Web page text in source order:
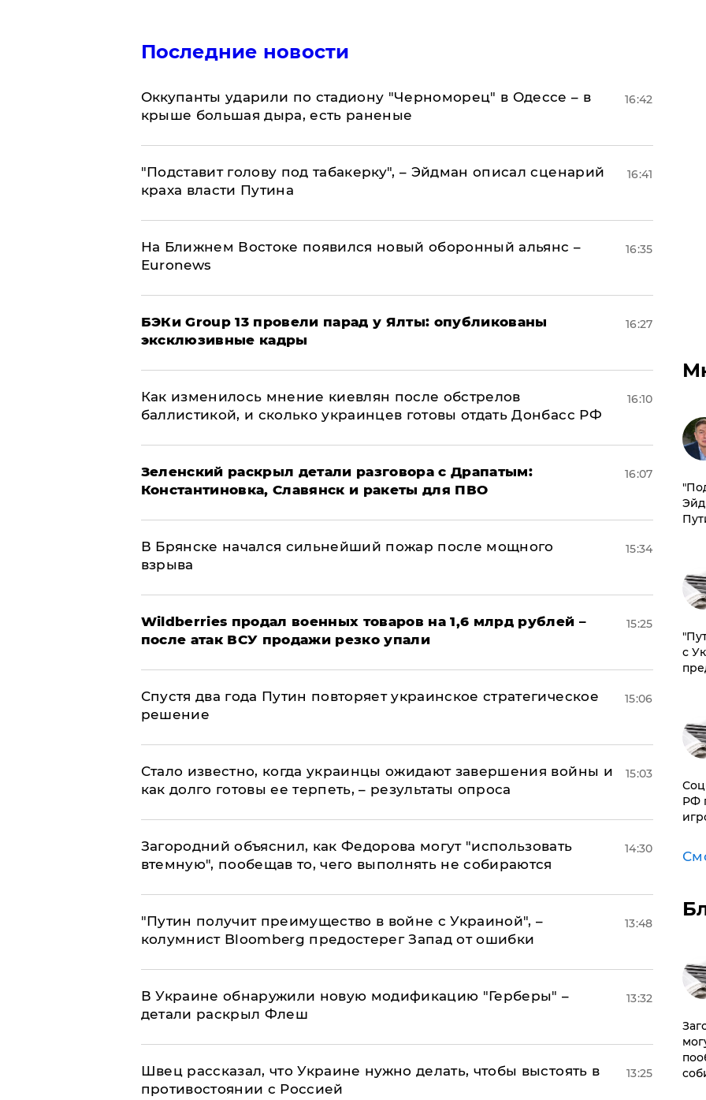
Последние новости
Оккупанты ударили по стадиону "Черноморец" в Одессе – в
крыше большая дыра, есть раненые
16:42
​"Подставит голову под табакерку", – Эйдман описал сценарий
краха власти Путина
16:41
На Ближнем Востоке появился новый оборонный альянс –
Euronews
16:35
​БЭКи Group 13 провели парад у Ялты: опубликованы
эксклюзивные кадры
16:27
Как изменилось мнение киевлян после обстрелов
баллистикой, и сколько украинцев готовы отдать Донбасс РФ
16:10
​Зеленский раскрыл детали разговора с Драпатым:
Константиновка, Славянск и ракеты для ПВО
16:07
В Брянске начался сильнейший пожар после мощного
взрыва
15:34
​Wildberries продал военных товаров на 1,6 млрд рублей –
после атак ВСУ продажи резко упали
15:25
Спустя два года Путин повторяет украинское стратегическое
решение
15:06
Стало известно, когда украинцы ожидают завершения войны и
как долго готовы ее терпеть, – результаты опроса
15:03
Загородний объяснил, как Федорова могут "использовать
втемную", пообещав то, чего выполнять не собираются
14:30
"Путин получит преимущество в войне с Украиной", –
колумнист Bloomberg предостерег Запад от ошибки
13:48
В Украине обнаружили новую модификацию "Герберы" –
детали раскрыл Флеш
13:32
Швец рассказал, что Украине нужно делать, чтобы выстоять в
противостоянии с Россией
13:25
с
РФ